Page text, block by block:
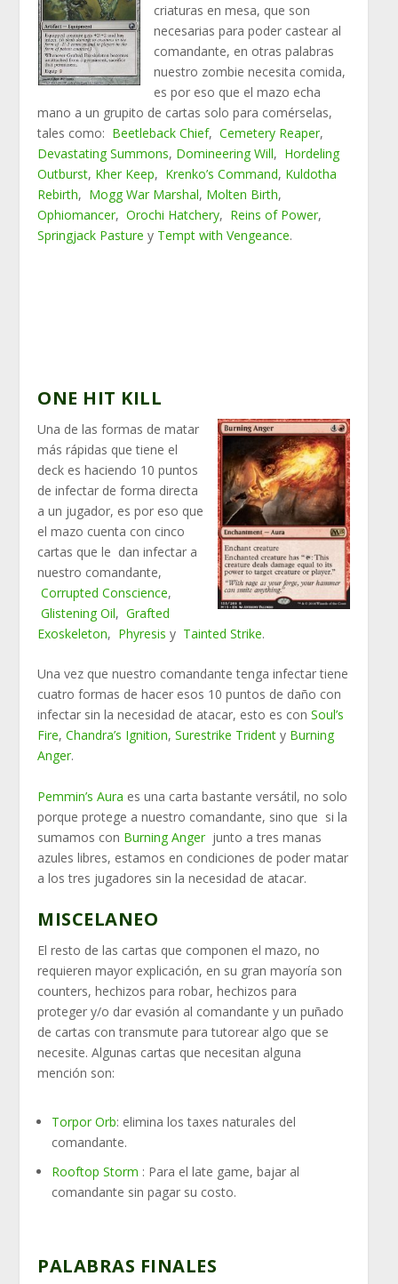
criaturas en mesa, que son
necesarias para poder castear al
comandante, en otras palabras
nuestro zombie necesita comida,
es por eso que el mazo echa
mano a un grupito de cartas solo para comérselas,
tales como: Beetleback Chief,Cemetery Reaper,
Devastating Summons, Domineering Will, Hordeling
Outburst, Kher Keep, Krenko’s Command, Kuldotha
Rebirth, Mogg War Marshal, Molten Birth,
Ophiomancer,Orochi Hatchery, Reins of Power,
Springjack Pasture y Tempt with Vengeance.
ONE HIT KILL
Una de las formas de matar
más rápidas que tiene el
deck es haciendo 10 puntos
de infectar de forma directa
a un jugador, es por eso que
el mazo cuenta con cinco
cartas que le dan infectar a
nuestro comandante,
Corrupted Conscience,
Glistening Oil,Grafted
Exoskeleton, Phyresis y Tainted Strike.
Una vez que nuestro comandante tenga infectar tiene
cuatro formas de hacer esos 10 puntos de daño con
infectar sin la necesidad de atacar, esto es conSoul’s
Fire,Chandra’s Ignition,Surestrike Trident y Burning
Anger.
Pemmin’s Aura es una carta bastante versátil, no solo
porque protege a nuestro comandante, sino que si la
sumamos con Burning Anger junto a tres manas
azules libres, estamos en condiciones de poder matar
a los tres jugadores sin la necesidad de atacar.
MISCELANEO
El resto de las cartas que componen el mazo, no
requieren mayor explicación, en su gran mayoría son
counters, hechizos para robar, hechizos para
proteger y/o dar evasión al comandante y un puñado
de cartas con transmute para tutorear algo que se
necesite. Algunas cartas que necesitan alguna
mención son:
Torpor Orb: elimina los taxes naturales del
comandante.
Rooftop Storm : Para el late game, bajar al
comandante sin pagar su costo.
PALABRAS FINALES